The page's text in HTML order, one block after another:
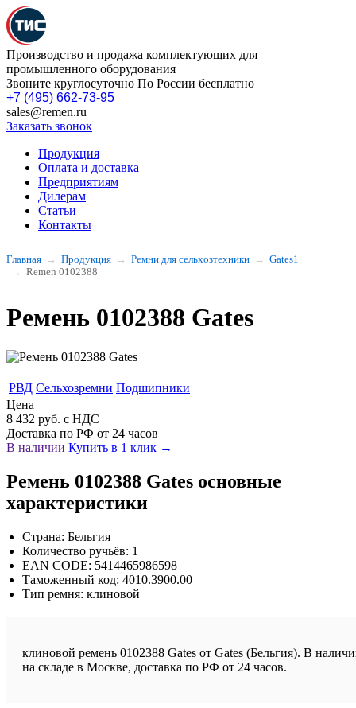
Производство и продажа комплектующих для
промышленного оборудования
Звоните круглосуточно По России бесплатно
+7 (495) 662-73-95
sales@remen.ru
Заказать звонок
Продукция
Оплата и доставка
Предприятиям
Дилерам
Статьи
Контакты
Главная Продукция Ремни для сельхозтехники
Gates1
Remen 0102388
Ремень 0102388 Gates
РВД Сельхозремни Подшипники
Цена
8 432 руб. с НДС
Доставка по РФ от 24 часов
В наличии Купить в 1 клик →
Ремень 0102388 Gates основные
характеристики
Страна: Бельгия
Количество ручьёв: 1
EAN CODE: 5414465986598
Таможенный код: 4010.3900.00
Тип ремня: клиновой
клиновой ремень 0102388 Gates от Gates (Бельгия). В
на складе в Москве, доставка по РФ от 24 часов.